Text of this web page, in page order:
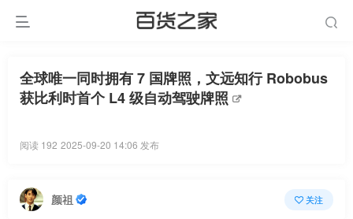
全球唯一同时拥有 7 国牌照，文远知行 Robobus
获比利时首个 L4 级自动驾驶牌照
阅读 192 2025-09-20 14:06 发布
颜祖 关注